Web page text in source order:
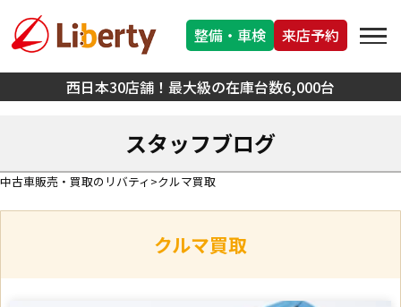
西日本30店舗！最大級の在庫台数6,000台
整備・車検 来店予約
スタッフブログ
中古車販売・買取のリバティ クルマ買取
クルマ買取